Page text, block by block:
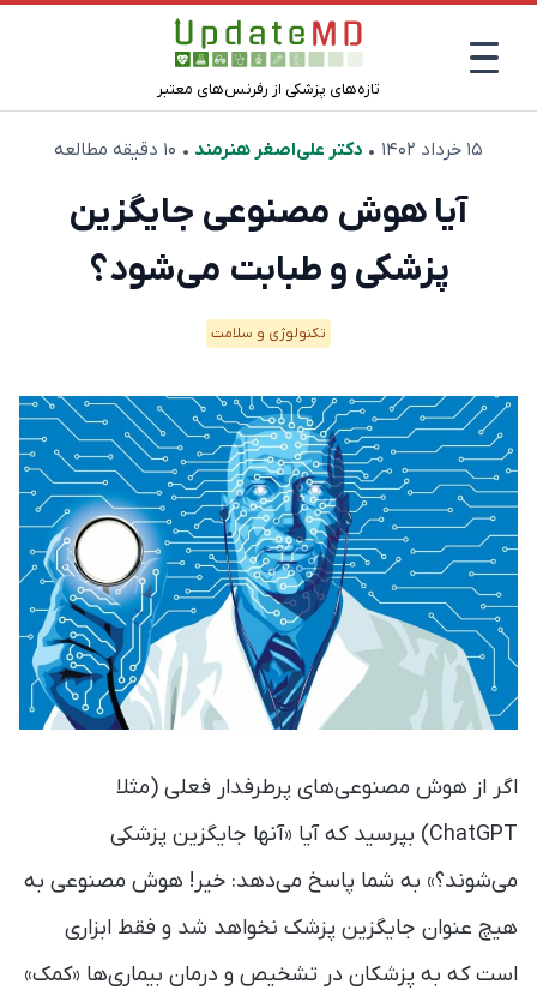
تازه‌های پزشکی از رفرنس‌های معتبر
۱۵ خرداد ۱۴۰۲ • دکتر علی‌اصغر هنرمند • ۱۰ دقیقه مطالعه
آیا هوش مصنوعی جایگزین
پزشکی و طبابت می‌شود؟
تکنولوژی و سلامت
اگر از هوش مصنوعی‌های پرطرفدار فعلی (مثلا
ChatGPT) بپرسید که آیا «آنها جایگزین پزشکی
می‌شوند؟» به شما پاسخ می‌دهد: خیر! هوش مصنوعی به
هیچ عنوان جایگزین پزشک نخواهد شد و فقط ابزاری
است که به پزشکان در تشخیص و درمان بیماری‌ها «کمک»